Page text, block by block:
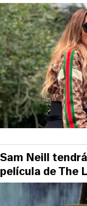
Sam Neill
película de The